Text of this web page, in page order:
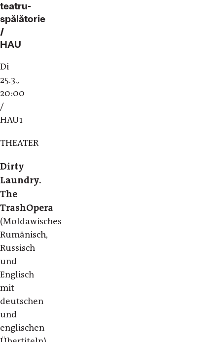
teatru-
spălătorie
/
HAU
Di
25.3.,
20:00
/
HAU1
THEATER
Dirty
Laundry.
The
TrashOpera
(Moldawisches
Rumänisch,
Russisch
und
Englisch
mit
deutschen
und
englischen